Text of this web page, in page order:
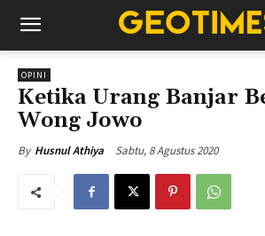
OPINI
Ketika Urang Banjar
Wong Jowo
By Husnul Athiya Sabtu, 8 Agustus 2020